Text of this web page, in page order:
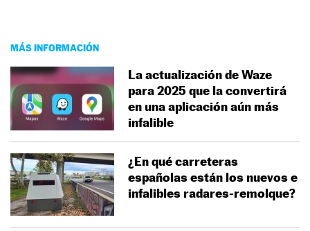
MÁS INFORMACIÓN
La actualización de Waze
para 2025 que la convertirá
en una aplicación aún más
infalible
¿En qué carreteras
españolas están los nuevos e
infalibles radares-remolque?